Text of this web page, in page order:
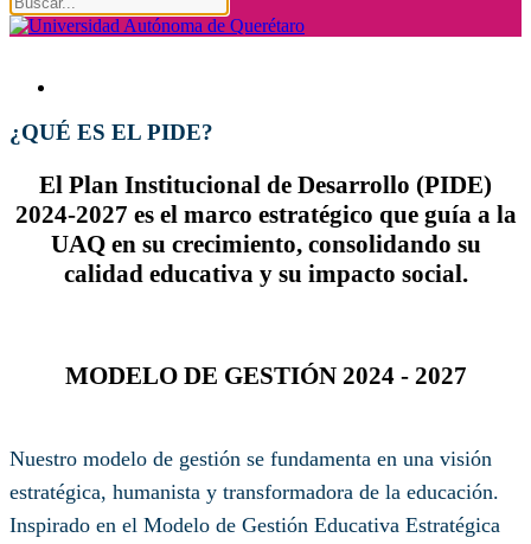
¿QUÉ ES EL PIDE?
El Plan Institucional de Desarrollo (PIDE)
2024-2027 es el marco estratégico que guía a la
UAQ en su crecimiento, consolidando su
calidad educativa y su impacto social.
MODELO DE GESTIÓN 2024 - 2027
Nuestro modelo de gestión se fundamenta en una visión
estratégica, humanista y transformadora de la educación.
Inspirado en el Modelo de Gestión Educativa Estratégica